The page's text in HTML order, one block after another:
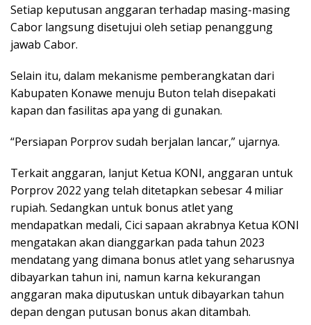
Setiap keputusan anggaran terhadap masing-masing
Cabor langsung disetujui oleh setiap penanggung
jawab Cabor.
Selain itu, dalam mekanisme pemberangkatan dari
Kabupaten Konawe menuju Buton telah disepakati
kapan dan fasilitas apa yang di gunakan.
“Persiapan Porprov sudah berjalan lancar,” ujarnya.
Terkait anggaran, lanjut Ketua KONI, anggaran untuk
Porprov 2022 yang telah ditetapkan sebesar 4 miliar
rupiah. Sedangkan untuk bonus atlet yang
mendapatkan medali, Cici sapaan akrabnya Ketua KONI
mengatakan akan dianggarkan pada tahun 2023
mendatang yang dimana bonus atlet yang seharusnya
dibayarkan tahun ini, namun karna kekurangan
anggaran maka diputuskan untuk dibayarkan tahun
depan dengan putusan bonus akan ditambah.